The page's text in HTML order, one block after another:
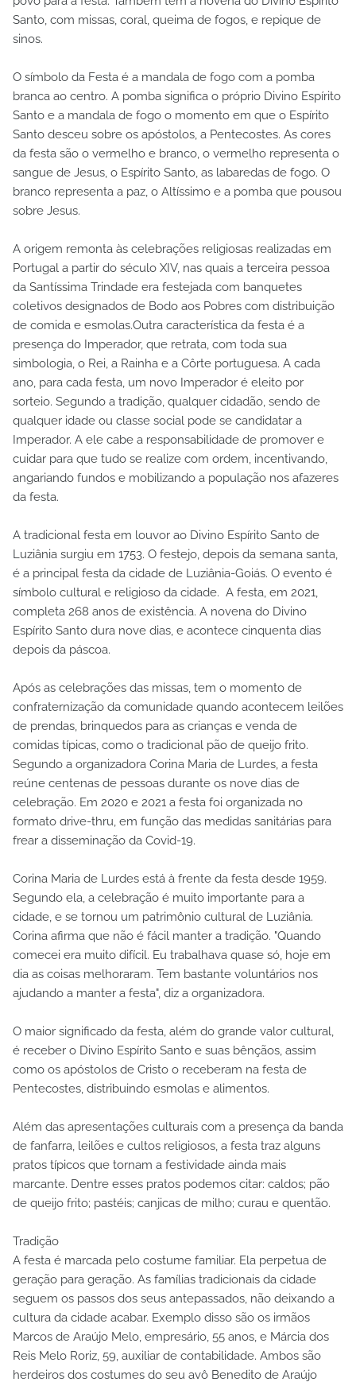
Santo, com missas, coral, queima de fogos, e repique de
sinos.
O símbolo da Festa é a mandala de fogo com a pomba
branca ao centro. A pomba significa o próprio Divino Espírito
Santo e a mandala de fogo o momento em que o Espírito
Santo desceu sobre os apóstolos, a Pentecostes. As cores
da festa são o vermelho e branco, o vermelho representa o
sangue de Jesus, o Espírito Santo, as labaredas de fogo. O
branco representa a paz, o Altíssimo e a pomba que pousou
sobre Jesus.
A origem remonta às celebrações religiosas realizadas em
Portugal a partir do século XIV, nas quais a terceira pessoa
da Santíssima Trindade era festejada com banquetes
coletivos designados de Bodo aos Pobres com distribuição
de comida e esmolas.Outra característica da festa é a
presença do Imperador, que retrata, com toda sua
simbologia, o Rei, a Rainha e a Côrte portuguesa. A cada
ano, para cada festa, um novo Imperador é eleito por
sorteio. Segundo a tradição, qualquer cidadão, sendo de
qualquer idade ou classe social pode se candidatar a
Imperador. A ele cabe a responsabilidade de promover e
cuidar para que tudo se realize com ordem, incentivando,
angariando fundos e mobilizando a população nos afazeres
da festa.
A tradicional festa em louvor ao Divino Espírito Santo de
Luziânia surgiu em 1753. O festejo, depois da semana santa,
é a principal festa da cidade de Luziânia-Goiás. O evento é
símbolo cultural e religioso da cidade. A festa, em 2021,
completa 268 anos de existência. A novena do Divino
Espírito Santo dura nove dias, e acontece cinquenta dias
depois da páscoa.
Após as celebrações das missas, tem o momento de
confraternização da comunidade quando acontecem leilões
de prendas, brinquedos para as crianças e venda de
comidas típicas, como o tradicional pão de queijo frito.
Segundo a organizadora Corina Maria de Lurdes, a festa
reúne centenas de pessoas durante os nove dias de
celebração. Em 2020 e 2021 a festa foi organizada no
formato drive-thru, em função das medidas sanitárias para
frear a disseminação da Covid-19.
Corina Maria de Lurdes está à frente da festa desde 1959.
Segundo ela, a celebração é muito importante para a
cidade, e se tornou um patrimônio cultural de Luziânia.
Corina afirma que não é fácil manter a tradição. "Quando
comecei era muito difícil. Eu trabalhava quase só, hoje em
dia as coisas melhoraram. Tem bastante voluntários nos
ajudando a manter a festa", diz a organizadora.
O maior significado da festa, além do grande valor cultural,
é receber o Divino Espírito Santo e suas bênçãos, assim
como os apóstolos de Cristo o receberam na festa de
Pentecostes, distribuindo esmolas e alimentos.
Além das apresentações culturais com a presença da banda
de fanfarra, leilões e cultos religiosos, a festa traz alguns
pratos típicos que tornam a festividade ainda mais
marcante. Dentre esses pratos podemos citar: caldos; pão
de queijo frito; pastéis; canjicas de milho; curau e quentão.
Tradição
A festa é marcada pelo costume familiar. Ela perpetua de
geração para geração. As famílias tradicionais da cidade
seguem os passos dos seus antepassados, não deixando a
cultura da cidade acabar. Exemplo disso são os irmãos
Marcos de Araújo Melo, empresário, 55 anos, e Márcia dos
Reis Melo Roriz, 59, auxiliar de contabilidade. Ambos são
herdeiros dos costumes do seu avô Benedito de Araújo